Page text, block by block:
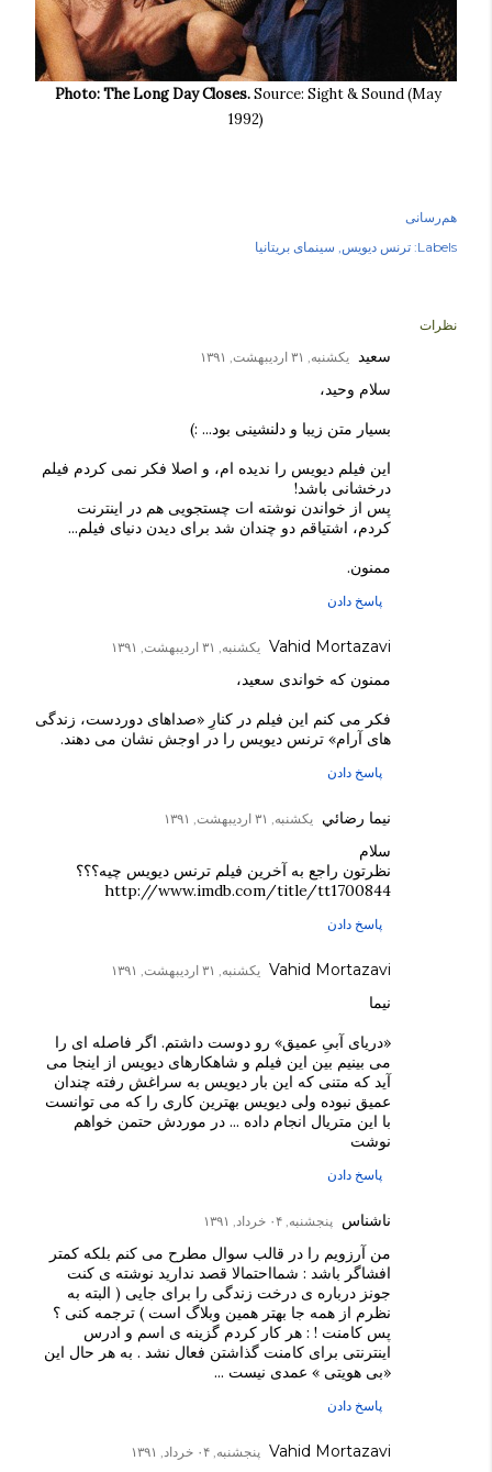
Photo: The Long Day Closes.Source: Sight & Sound (May
1992)
هم‌رسانی
Labels: ترنس دیویس سینمای بریتانیا
نظرات
سعید یکشنبه, ۳۱ اردیبهشت, ۱۳۹۱
سلام وحید،
بسیار متن زیبا و دلنشینی بود... :)
این فیلم دیویس را ندیده ام، و اصلا فکر نمی کردم فیلم
درخشانی باشد!
پس از خواندن نوشته ات چستجویی هم در اینترنت
کردم، اشتیاقم دو چندان شد برای دیدن دنیای فیلم...
ممنون.
پاسخ دادن
Vahid Mortazavi یکشنبه, ۳۱ اردیبهشت, ۱۳۹۱
ممنون که خواندی سعید،
فکر می کنم این فیلم در کنارِ «صداهای دوردست، زندگی
های آرام» ترنس دیویس را در اوجش نشان می دهند.
پاسخ دادن
نيما رضائي یکشنبه, ۳۱ اردیبهشت, ۱۳۹۱
سلام
نظرتون راجع به آخرين فيلم ترنس دیویس چيه؟؟؟
http://www.imdb.com/title/tt1700844
پاسخ دادن
Vahid Mortazavi یکشنبه, ۳۱ اردیبهشت, ۱۳۹۱
نیما
«دریای آبیِ عمیق» رو دوست داشتم. اگر فاصله ای را
می بینیم بین این فیلم و شاهکارهای دیویس از اینجا می
آید که متنی که این بار دیویس به سراغش رفته چندان
عمیق نبوده ولی دیویس بهترین کاری را که می توانست
با این متریال انجام داده ... در موردش حتمن خواهم
نوشت
پاسخ دادن
ناشناس پنجشنبه, ۰۴ خرداد, ۱۳۹۱
من آرزویم را در قالب سوال مطرح می کنم بلکه کمتر
افشاگر باشد : شمااحتمالا قصد ندارید نوشته ی کنت
جونز درباره ی درخت زندگی را برای جایی ( البته به
نظرم از همه جا بهتر همین وبلاگ است ) ترجمه کنی ؟
پس کامنت ! : هر کار کردم گزینه ی اسم و ادرس
اینترنتی برای کامنت گذاشتن فعال نشد . به هر حال این
«بی هویتی » عمدی نیست ...
پاسخ دادن
Vahid Mortazavi پنجشنبه, ۰۴ خرداد, ۱۳۹۱